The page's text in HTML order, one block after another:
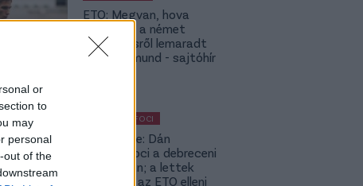
or
to
may
personal
out of the
ETO: Megvan, hova
igazolhat a német
szerződésről lemaradt
Tóth Rajmund - sajtóhír
KÜLFÖLDI FOCI
Lapszemle: Dán
szambafoci a debreceni
szaunában; a lettek
kevesellik az ETO elleni